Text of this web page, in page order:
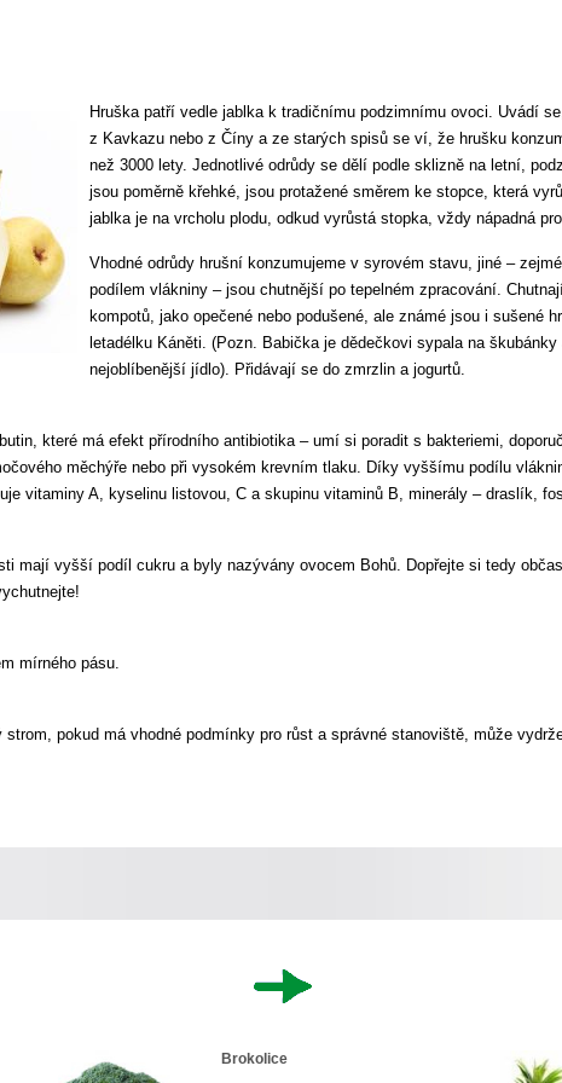
Hruška patří vedle jablka k tradičnímu podzimnímu ovoci. Uvádí
z Kavkazu nebo z Číny a ze starých spisů se ví, že hrušku
než 3000 lety. Jednotlivé odrůdy se dělí podle sklizně na letní,
jsou poměrně křehké, jsou protažené směrem ke stopce, která
jablka je na vrcholu plodu, odkud vyrůstá stopka, vždy nápadná
Vhodné odrůdy hrušní konzumujeme v syrovém stavu, jiné –
podílem vlákniny – jsou chutnější po tepelném zpracování.
kompotů, jako opečené nebo podušené, ale známé jsou i sušené
letadélku Káněti. (Pozn. Babička je dědečkovi sypala na
nejoblíbenější jídlo). Přidávají se do zmrzlin a jogurtů.
které má efekt přírodního antibiotika – umí si poradit s bakteriemi,
měchýře nebo při vysokém krevním tlaku. Díky vyššímu podílu
vitaminy A, kyselinu listovou, C a skupinu vitaminů B, minerály – draslík,
mají vyšší podíl cukru a byly nazývány ovocem Bohů. Dopřejte si tedy
mírného pásu.
pokud má vhodné podmínky pro růst a správné stanoviště, může
Brokolice